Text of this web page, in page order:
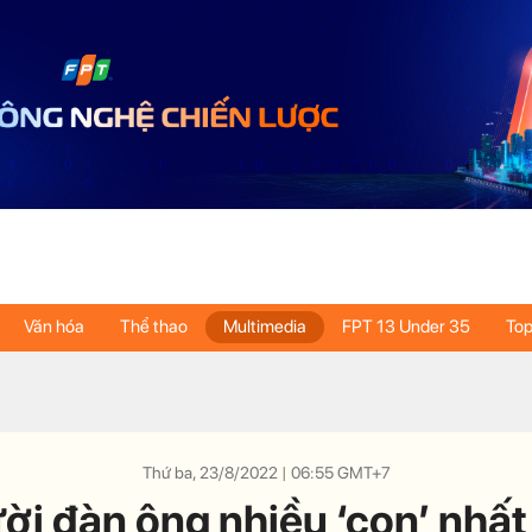
Văn hóa Thể thao Multimedia FPT 13 Under 35
Thứ ba, 23/8/2022 | 06:55 GMT+7
đàn ông nhiều ‘con’